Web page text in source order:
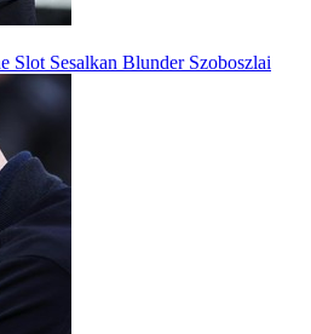
Sesalkan Blunder Szoboszlai